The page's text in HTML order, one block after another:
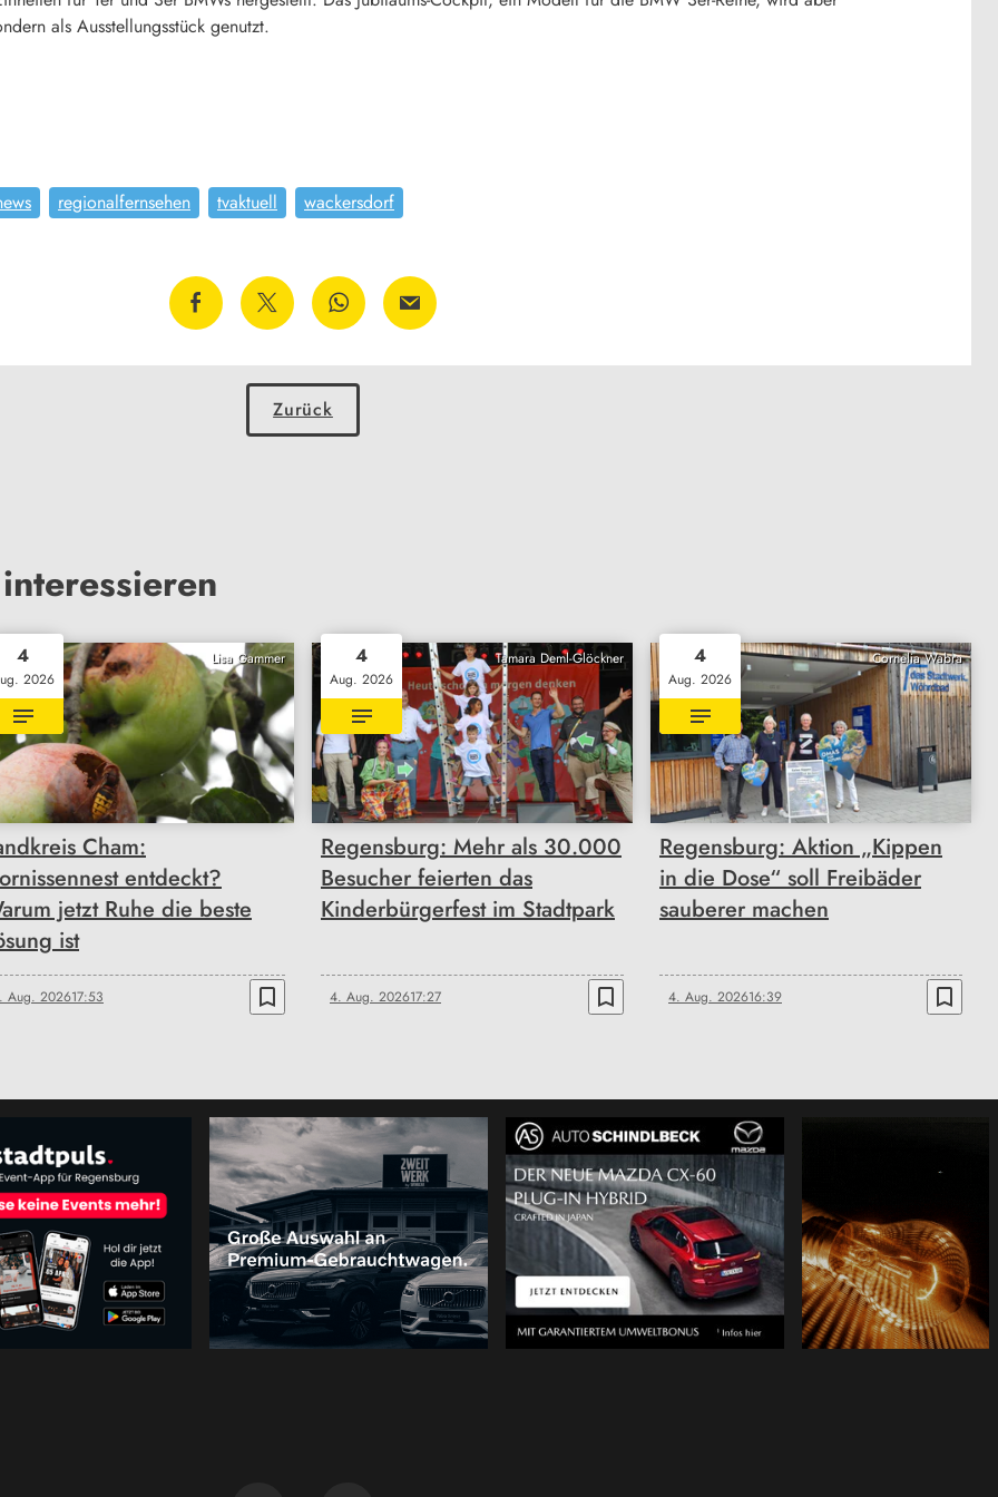
als Ausstellungsstück genutzt.
regionalfernsehen tvaktuell wackersdorf
Zurück
Lisa Gammer
4
2026
Cham:
entdeckt?
jetzt Ruhe die beste
ist
Aug. 202617:53 bookmark_border
Tamara Deml-Glöckner
4
Aug. 2026
Regensburg: Mehr als 30.000
Besucher feierten das
Kinderbürgerfest im Stadtpark
4. Aug. 202617:27 bookmark_border
Cornelia Wabra
4
Aug. 2026
Regensburg: Aktion „Kippen
in die Dose“ soll Freibäder
sauberer machen
4. Aug. 202616:39 bookmark_border